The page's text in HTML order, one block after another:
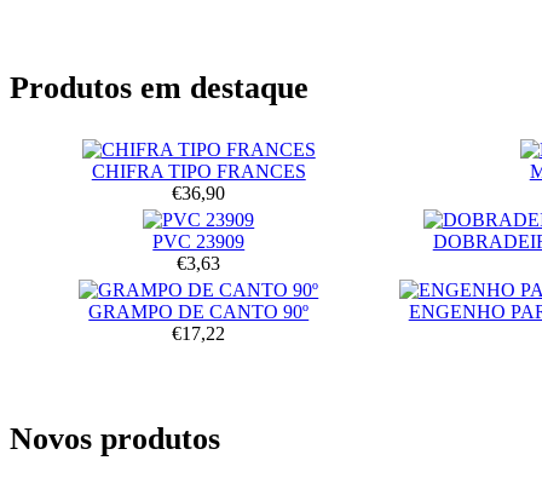
Produtos em destaque
CHIFRA TIPO FRANCES
€36,90
PVC 23909
€3,63
GRAMPO DE CANTO 90º
€17,22
ENGENHO
Novos produtos